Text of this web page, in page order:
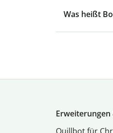
Was heißt
Erweiterungen